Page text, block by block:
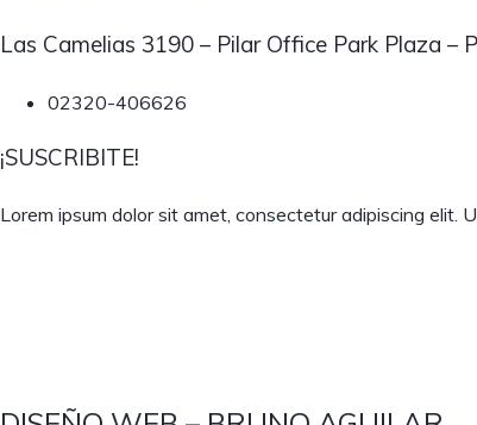
Las Camelias 3190 – Pilar Office Park Plaza –
02320-406626
¡SUSCRIBITE!
Lorem ipsum dolor sit amet, consectetur adipiscing elit.